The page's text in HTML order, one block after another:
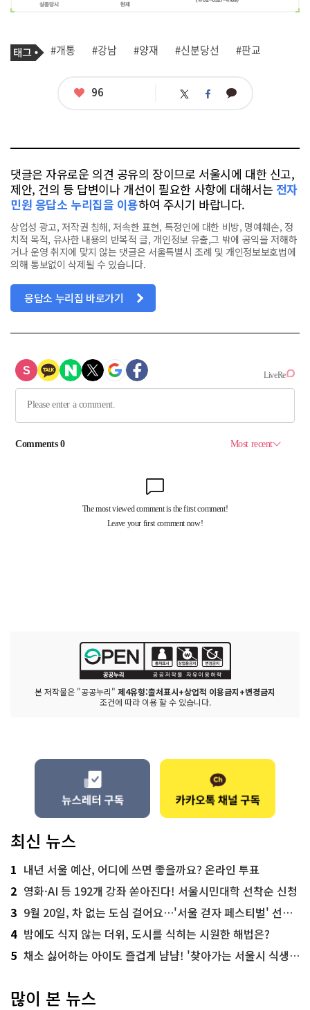
기
사
태
그
#개통 #강남 #양재 #신분당선 #판교
좋
96 트 페 카
댓글은 자유로운 의견 공유의 장이므로 서울시에 대한 신고,
제안, 건의 등 답변이나 개선이 필요한 사항에 대해서는 전자
민원 응답소 누리집을 이용하여 주시기 바랍니다.
상업성 광고, 저작권 침해, 저속한 표현, 특정인에 대한 비방, 명예훼손, 정
치적 목적, 유사한 내용의 반복적 글, 개인정보 유출,그 밖에 공익을 저해하
거나 운영 취지에 맞지 않는 댓글은 서울특별시 조례 및 개인정보보호법에
의해 통보없이 삭제될 수 있습니다.
응답소 누리집 바로가기
본 저작물은 "공공누리" 제4유형:출처표시+상업적 이용금지+변경금지
조건에 따라 이용 할 수 있습니다.
최신 뉴스
1 내년 서울 예산, 어디에 쓰면 좋을까요? 온라인 투표
2 영화·AI 등 192개 강좌 쏟아진다! 서울시민대학 선착순 신청
3 9월 20일, 차 없는 도심 걸어요…'서울 걷자 페스티벌' 선착순 5천명
4 밤에도 식지 않는 더위, 도시를 식히는 시원한 해법은?
5 채소 싫어하는 아이도 즐겁게 냠냠! '찾아가는 서울시 식생활 교육' 현장
많이 본 뉴스